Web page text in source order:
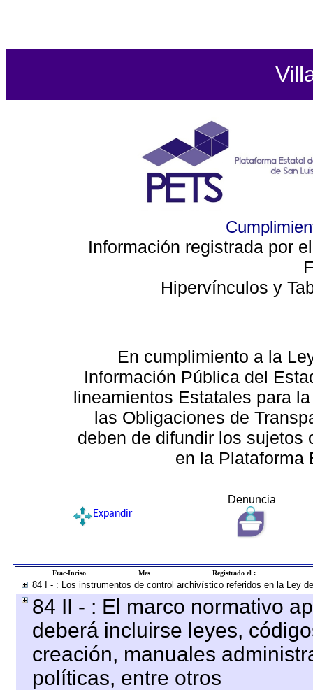
Información registrada por
Hipervínculos y
En cumplimiento a la
Información Pública del
lineamientos Estatales para
las Obligaciones de
deben de difundir los sujetos
en la Plataforma
Denuncia
Expandir
Frac-Inciso Mes Registrado el :
84 I - : Los instrumentos de control archivístico referidos en la Ley
84 II - : El marco normativo
deberá incluirse leyes,
creación, manuales
políticas, entre otros